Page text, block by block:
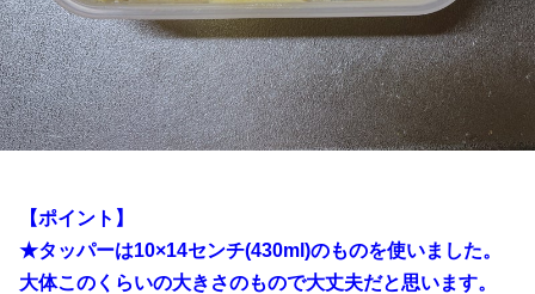
【ポイント】
★タッパーは10×14センチ(430ml)のものを使いました。
大体このくらいの大きさのもので大丈夫だと思います。